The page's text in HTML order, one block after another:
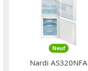
Neuf
Nardi AS320NFA